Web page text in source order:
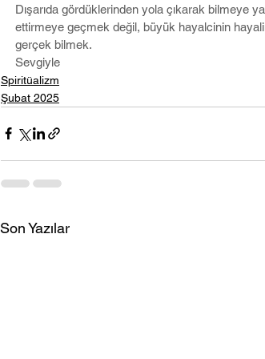
Dışarıda gördüklerinden yola çıkarak bilmeye
ettirmeye geçmek değil, büyük hayalcinin
gerçek bilmek.
Sevgiyle
Spiritüalizm
Şubat 2025
Son Yazılar